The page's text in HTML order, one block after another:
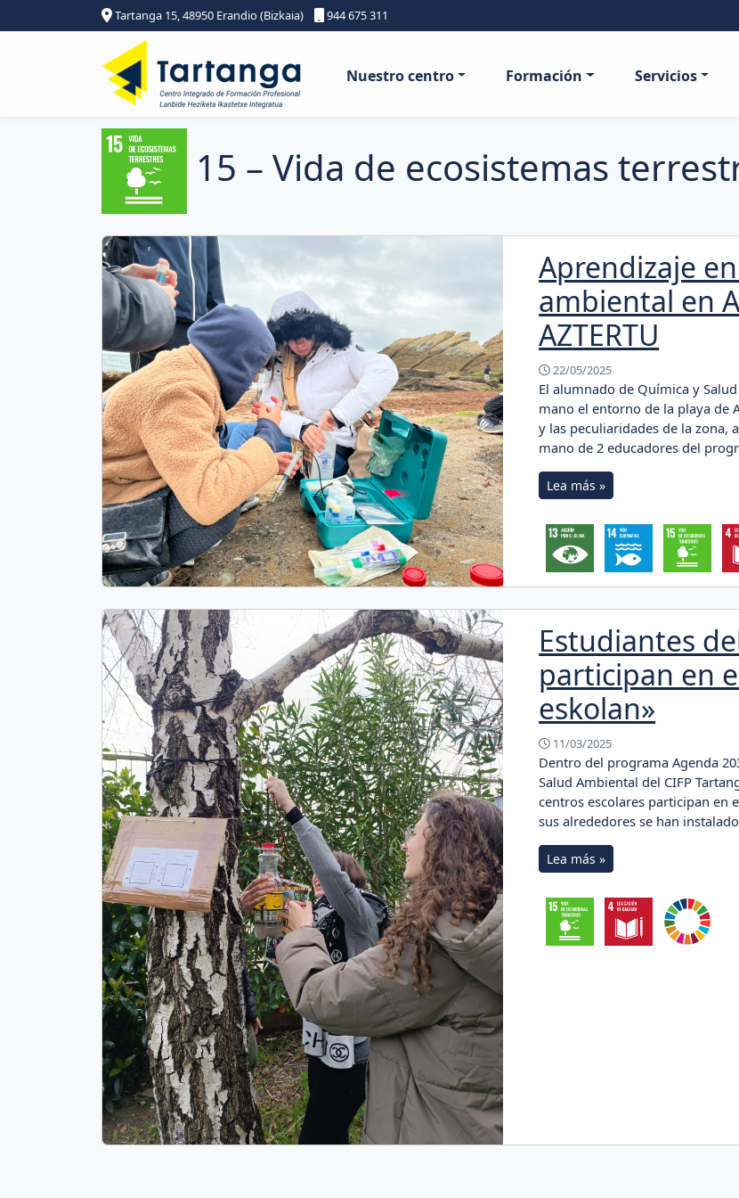
Tartanga 15, 48950 Erandio (Bizkaia) 944 675 311
Nuestro centro Formación Servicios
15 – Vida de ecosistemas
Aprendizaje
ambiental en
AZTERTU
22/05/2025
El alumnado de Química y
mano el entorno de la playa de
y las peculiaridades de la zona,
mano de 2 educadores del
Lea más »
Estudiantes
participan en
eskolan»
11/03/2025
Dentro del programa Agenda
Salud Ambiental del CIFP
centros escolares participan en
sus alrededores se han
Lea más »